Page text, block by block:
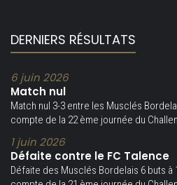
DERNIERS RÉSULTATS
6 juin 2026
Match nul
Match nul 3-3 entre les Musclés
compte de la 22 ème journée du
1 juin 2026
Défaite contre le FC Talence
Défaite des Musclés Bordelais 6 buts à